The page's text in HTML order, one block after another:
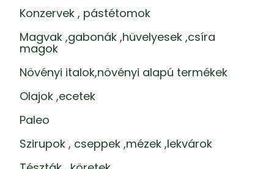
Konzervek , pástétomok
Magvak ,gabonák ,hüvelyesek ,csíra
magok
Növényi italok,növényi alapú termékek
Olajok ,ecetek
Paleo
Szirupok , cseppek ,mézek ,lekvárok